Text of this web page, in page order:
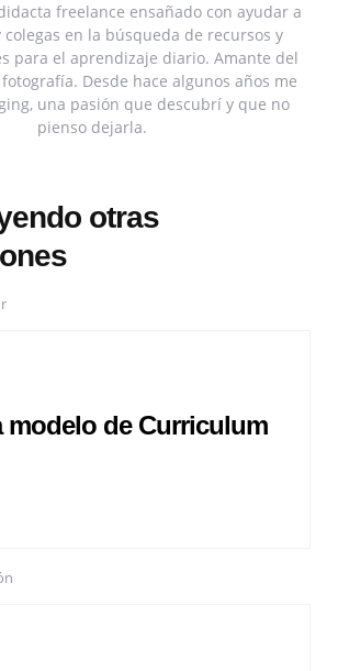
freelance ensañado con ayudar a
en la búsqueda de recursos y
para el aprendizaje diario. Amante del
Desde hace algunos años me
una pasión que descubrí y que no
pienso dejarla.
otras
modelo de Curriculum